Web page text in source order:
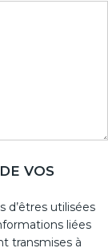
VOS
d’êtres utilisées
liées
transmises à